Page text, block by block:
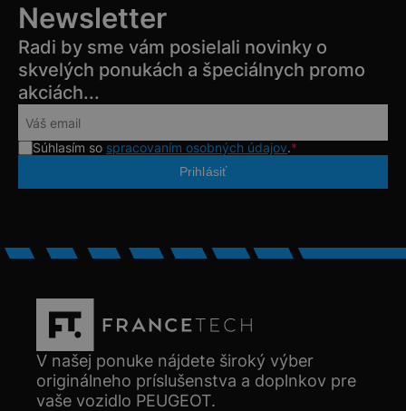
Newsletter
Radi by sme vám posielali novinky o
skvelých ponukách a špeciálnych promo
akciách...
Súhlasím so spracovaním osobných údajov.*
V našej ponuke nájdete široký výber
originálneho príslušenstva a doplnkov pre
vaše vozidlo PEUGEOT.